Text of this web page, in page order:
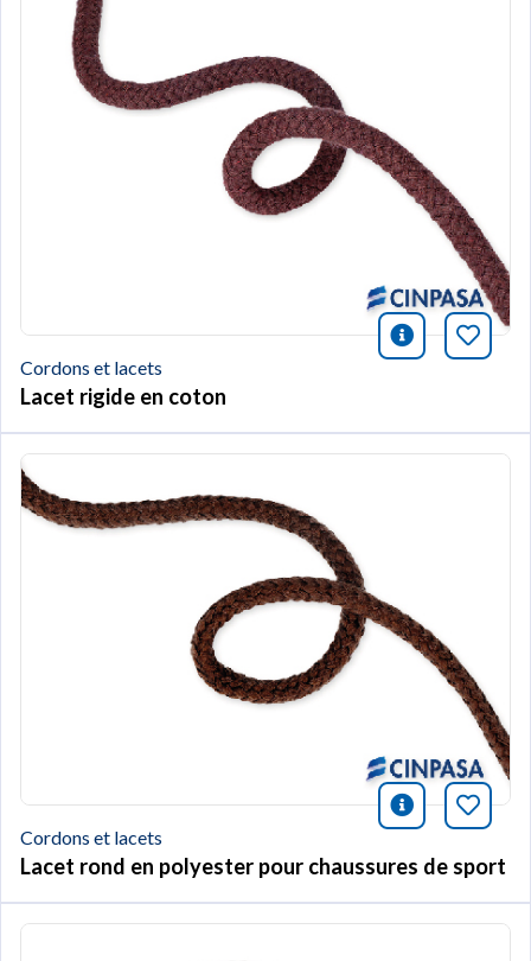
icono
Cordons et lacets
Lacet rigide en coton
icono
Cordons et lacets
Lacet rond en polyester pour chaussures de sport